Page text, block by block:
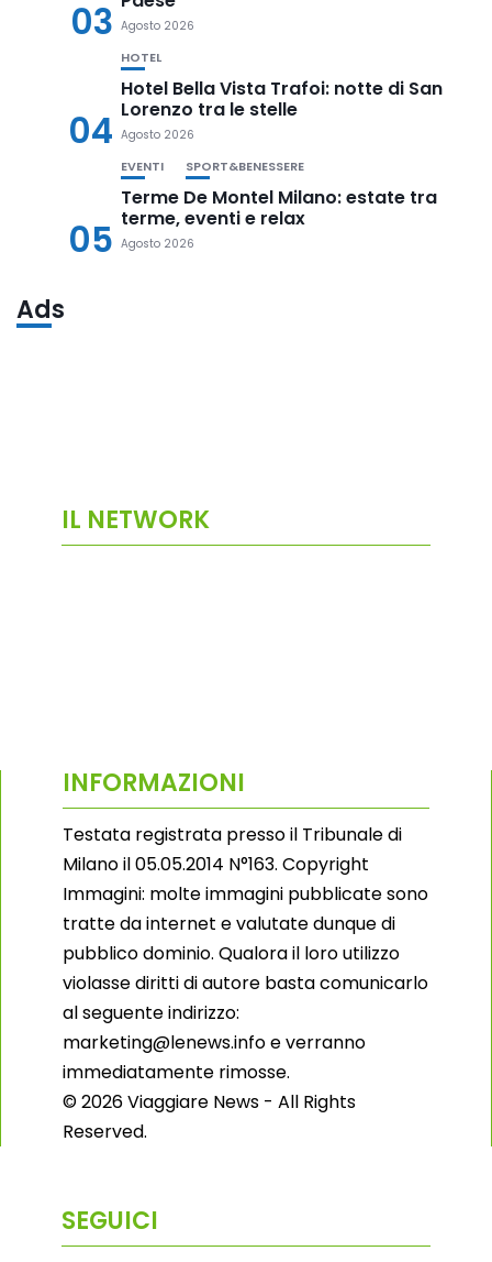
03 Agosto 2026
04
HOTEL
Hotel Bella Vista Trafoi: notte di San
Lorenzo tra le stelle
Agosto 2026
05
EVENTI SPORT&BENESSERE
Terme De Montel Milano: estate tra
terme, eventi e relax
Agosto 2026
Ads
IL NETWORK
INFORMAZIONI
Testata registrata presso il Tribunale di
Milano il 05.05.2014 N°163. Copyright
Immagini: molte immagini pubblicate sono
tratte da internet e valutate dunque di
pubblico dominio. Qualora il loro utilizzo
violasse diritti di autore basta comunicarlo
al seguente indirizzo:
marketing@lenews.info e verranno
immediatamente rimosse.
© 2026 Viaggiare News - All Rights
Reserved.
SEGUICI